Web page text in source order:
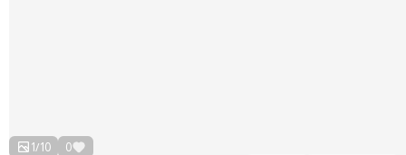
0
1/10